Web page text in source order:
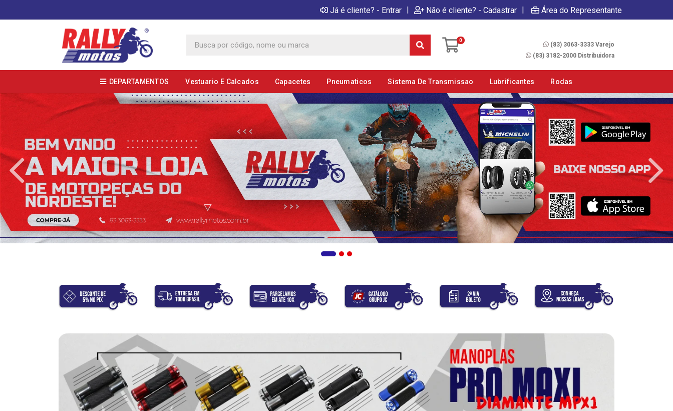
Já é cliente? - Entrar | Não é cliente? - Cadastrar | Área do Representante
0
(83) 3063-3333 Varejo
(83) 3182-2000 Distribuidora
DEPARTAMENTOS Vestuario E Calcados Capacetes Pneumaticos Sistema De Transmissao Lubrificantes Rodas